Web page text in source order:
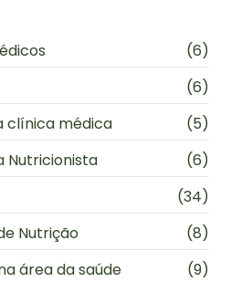
(6)
(6)
clínica médica
(5)
Nutricionista
(6)
(34)
Nutrição
(8)
área da saúde
(9)